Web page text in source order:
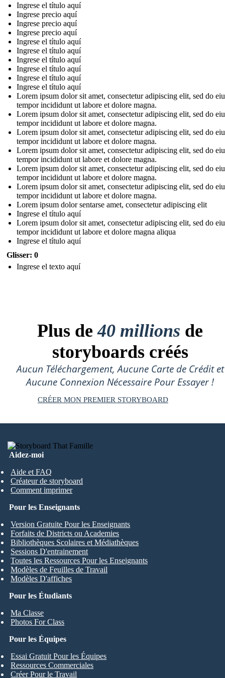
Ingrese el título aquí
Ingrese precio aquí
Ingrese precio aquí
Ingrese precio aquí
Ingrese el título aquí
Ingrese el título aquí
Ingrese el título aquí
Ingrese el título aquí
Ingrese el título aquí
Ingrese el título aquí
Lorem ipsum dolor sit amet, consectetur adipiscing elit, sed do
tempor incididunt ut labore et dolore magna.
Lorem ipsum dolor sit amet, consectetur adipiscing elit, sed do
tempor incididunt ut labore et dolore magna.
Lorem ipsum dolor sit amet, consectetur adipiscing elit, sed do
tempor incididunt ut labore et dolore magna.
Lorem ipsum dolor sit amet, consectetur adipiscing elit, sed do
tempor incididunt ut labore et dolore magna.
Lorem ipsum dolor sit amet, consectetur adipiscing elit, sed do
tempor incididunt ut labore et dolore magna.
Lorem ipsum dolor sit amet, consectetur adipiscing elit, sed do
tempor incididunt ut labore et dolore magna.
Lorem ipsum dolor sentarse amet, consectetur adipiscing elit
Ingrese el título aquí
Lorem ipsum dolor sit amet, consectetur adipiscing elit, sed do
tempor incididunt ut labore et dolore magna aliqua
Ingrese el título aquí
Glisser: 0
Ingrese el texto aquí
Plus de40 millions de
storyboards créés
Aucun Téléchargement, Aucune Carte de Crédit et
Aucune Connexion Nécessaire Pour Essayer !
CRÉER MON PREMIER STORYBOARD
Aidez-moi
Aide et FAQ
Créateur de storyboard
Comment imprimer
Pour les Étudiants
Ma Classe
Photos For Class
Pour les Enseignants
Version Gratuite Pour les Enseignants
Forfaits de Districts ou Academies
Bibliothèques Scolaires et Médiathèques
Sessions D'entrainement
Toutes les Ressources Pour les Enseignants
Modèles de Feuilles de Travail
Modèles D'affiches
Pour les Équipes
Essai Gratuit Pour les Équipes
Ressources Commerciales
Créer Pour le Travail